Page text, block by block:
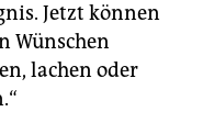
Jetzt können
Wünschen
lachen oder